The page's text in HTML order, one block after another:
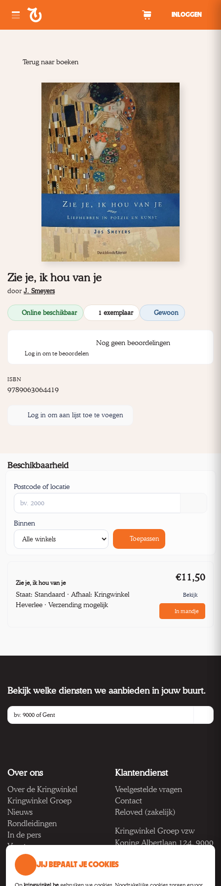
INLOGGEN
Terug naar boeken
Zie je, ik hou van je
door J. Smeyers
Online beschikbaar 1 exemplaar Gewoon
Nog geen beoordelingen
Log in om te beoordelen
ISBN
9789063064419
Log in om aan lijst toe te voegen
Beschikbaarheid
Postcode of locatie
Binnen
Toepassen
Zie je, ik hou van je
Staat: Standaard · Afhaal: Kringwinkel
Heverlee · Verzending mogelijk
€11,50
Bekijk
In mandje
Bekijk welke diensten we aanbieden in jouw buurt.
Over ons
Over de Kringwinkel
Kringwinkel Groep
Nieuws
Rondleidingen
In de pers
Vacatures
Klantendienst
Veelgestelde vragen
Contact
Reloved (zakelijk)
Kringwinkel Groep vzw
Koning Albertlaan 124, 9000
BTW BE 1033.922.208
JIJ BEPAALT JE COOKIES